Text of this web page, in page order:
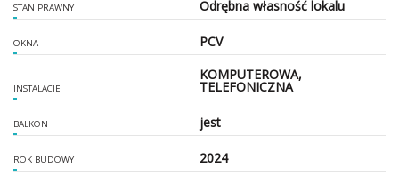
STAN PRAWNY Odrębna własność lokalu
OKNA PCV
INSTALACJE
KOMPUTEROWA,
TELEFONICZNA
BALKON jest
ROK BUDOWY 2024